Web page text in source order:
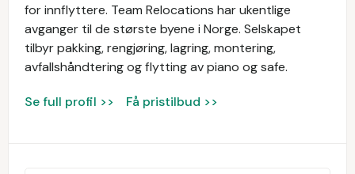
for innflyttere. Team Relocations har ukentlige
avganger til de største byene i Norge. Selskapet
tilbyr pakking, rengjøring, lagring, montering,
avfallshåndtering og flytting av piano og safe.
Se full profil >> Få pristilbud >>